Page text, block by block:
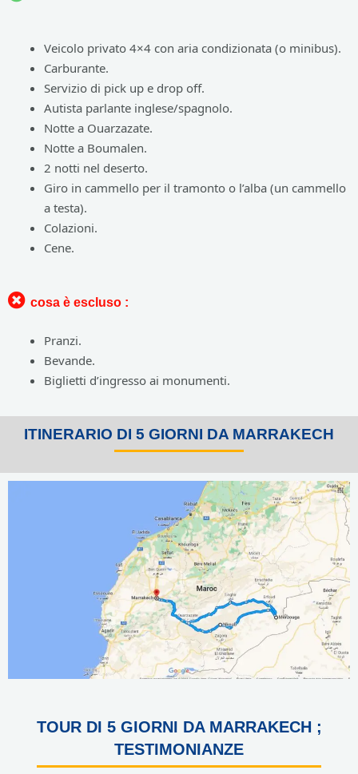
Veicolo privato 4×4 con aria condizionata (o minibus).
Carburante.
Servizio di pick up e drop off.
Autista parlante inglese/spagnolo.
Notte a Ouarzazate.
Notte a Boumalen.
2 notti nel deserto.
Giro in cammello per il tramonto o l’alba (un cammello
a testa).
Colazioni.
Cene.
cosa è escluso :
Pranzi.
Bevande.
Biglietti d’ingresso ai monumenti.
ITINERARIO DI 5 GIORNI DA MARRAKECH
TOUR DI 5 GIORNI DA MARRAKECH ;
TESTIMONIANZE